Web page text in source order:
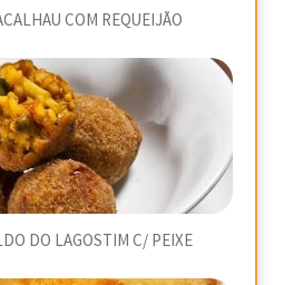
COM REQUEIJÃO
DO LAGOSTIM C/ PEIXE